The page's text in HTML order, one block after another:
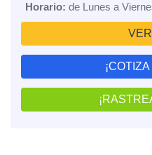
Horario: de Lunes a